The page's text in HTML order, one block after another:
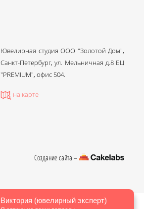
Ювелирная студия ООО "Золотой Дом",
Санкт-Петербург, ул. Мельничная д.8 БЦ
"PREMIUM", офис 504.
на карте
Создание сайта –
Виктория (ювелирный эксперт)